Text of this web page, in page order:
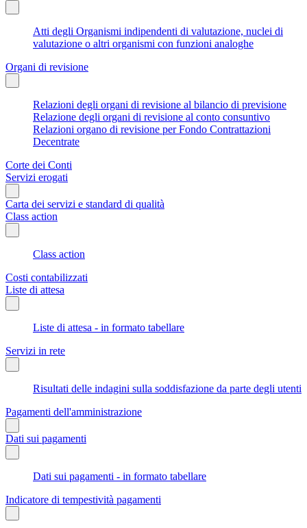
Atti degli Organismi indipendenti di valutazione, nuclei di
valutazione o altri organismi con funzioni analoghe
Organi di revisione
Relazioni degli organi di revisione al bilancio di previsione
Relazione degli organi di revisione al conto consuntivo
Relazioni organo di revisione per Fondo Contrattazioni
Decentrate
Corte dei Conti
Servizi erogati
Carta dei servizi e standard di qualità
Class action
Class action
Costi contabilizzati
Liste di attesa
Liste di attesa - in formato tabellare
Servizi in rete
Risultati delle indagini sulla soddisfazione da parte degli utenti
Pagamenti dell'amministrazione
Dati sui pagamenti
Dati sui pagamenti - in formato tabellare
Indicatore di tempestività pagamenti